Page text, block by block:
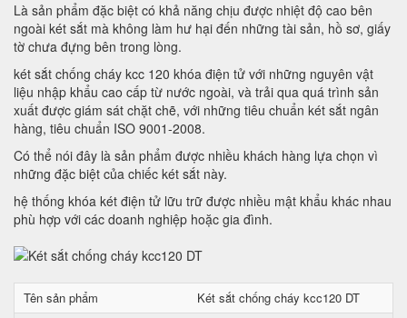
Là sản phẩm đặc biệt có khả năng chịu được nhiệt độ cao bên
ngoài két sắt mà không làm hư hại đến những tài sản, hồ sơ, giấy
tờ chưa đựng bên trong lòng.
két sắt chống cháy kcc 120 khóa điện tử với những nguyên vật
liệu nhập khẩu cao cấp từ nước ngoài, và trải qua quá trình sản
xuất được giám sát chặt chẽ, với những tiêu chuẩn két sắt ngân
hàng, tiêu chuẩn ISO 9001-2008.
Có thể nói đây là sản phẩm được nhiều khách hàng lựa chọn vì
những đặc biệt của chiếc két sắt này.
hệ thống khóa két điện tử lữu trữ được nhiều mật khẩu khác nhau
phù hợp với các doanh nghiệp hoặc gia đình.
Tên sản phẩm
Két sắt chống cháy kcc120 DT